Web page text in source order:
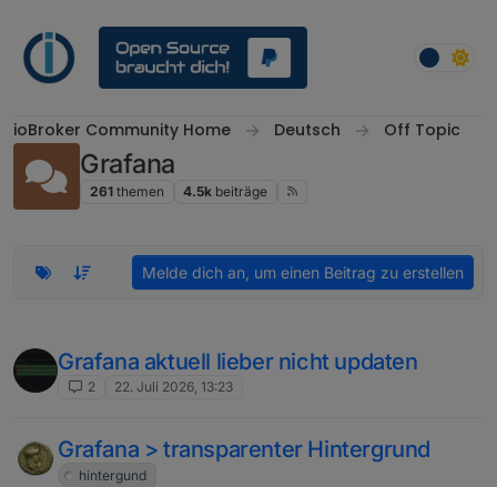
ioBroker Community Home Deutsch Off Topic
Grafana
261 themen 4.5k beiträge
Melde dich an, um einen Beitrag zu erstellen
Grafana aktuell lieber nicht updaten
2 22. Juli 2026, 13:23
Grafana > transparenter Hintergrund
hintergund